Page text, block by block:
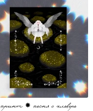
принт ✸ песня о клевере